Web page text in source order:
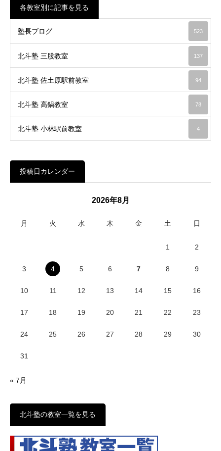
各教室別に記事を見る
塾長ブログ 523
北斗塾 三股教室 137
北斗塾 佐土原駅前教室 94
北斗塾 高鍋教室 78
北斗塾 小林駅前教室 4
投稿日カレンダー
2026年8月
月 火 水 木 金 土 日
1 2
3 4 5 6 7 8 9
10 11 12 13 14 15 16
17 18 19 20 21 22 23
24 25 26 27 28 29 30
31
« 7月
北斗塾の教室一覧を見る